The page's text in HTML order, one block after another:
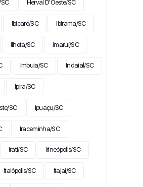
Herval D'Oeste/SC
Ibicaré/SC Ibirama/SC
Ilhota/SC Imaruí/SC
Imbuia/SC Indaial/SC
Ipira/SC
SC Ipuaçu/SC
Iraceminha/SC
Irati/SC Irineópolis/SC
Itaiópolis/SC Itajaí/SC